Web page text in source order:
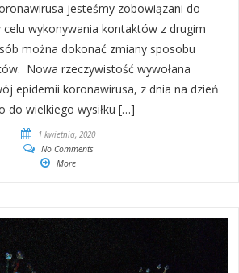
jesteśmy zobowiązani do
celu wykonywania kontaktów z drugim
można dokonać zmiany sposobu
Nowa rzeczywistość wywołana
epidemii koronawirusa, z dnia na dzień
do wielkiego wysiłku […]
1 kwietnia, 2020
No Comments
More